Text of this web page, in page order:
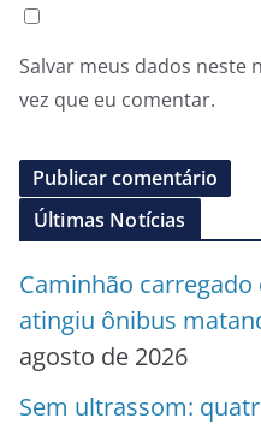
Salvar meus dados neste
vez que eu comentar.
Últimas Notícias
Caminhão
atingiu ônibus
agosto de 2026
Sem ultrassom: